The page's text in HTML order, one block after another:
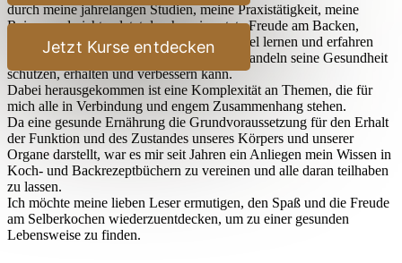
Jetzt Kurse entdecken
durch meine jahrelangen Studien, meine Praxistätigkeit, meine
Reisen und nicht zuletzt durch meine stete Freude am Backen,
Kochen und Ausprobieren habe ich sehr viel lernen und erfahren
dürfen, wie der Mensch durch bewußtes Handeln seine Gesundheit
schützen, erhalten und verbessern kann.
Dabei herausgekommen ist eine Komplexität an Themen, die für
mich alle in Verbindung und engem Zusammenhang stehen.
Da eine gesunde Ernährung die Grundvoraussetzung für den Erhalt
der Funktion und des Zustandes unseres Körpers und unserer
Organe darstellt, war es mir seit Jahren ein Anliegen mein Wissen in
Koch- und Backrezeptbüchern zu vereinen und alle daran teilhaben
zu lassen.
Ich möchte meine lieben Leser ermutigen, den Spaß und die Freude
am Selberkochen wiederzuentdecken, um zu einer gesunden
Lebensweise zu finden.